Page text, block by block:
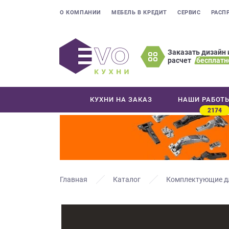
О КОМПАНИИ МЕБЕЛЬ В КРЕДИТ СЕРВИС
Заказать дизайн
расчет
КУХНИ НА ЗАКАЗ НАШИ
2174
Главная Каталог Комплектующие
ваши